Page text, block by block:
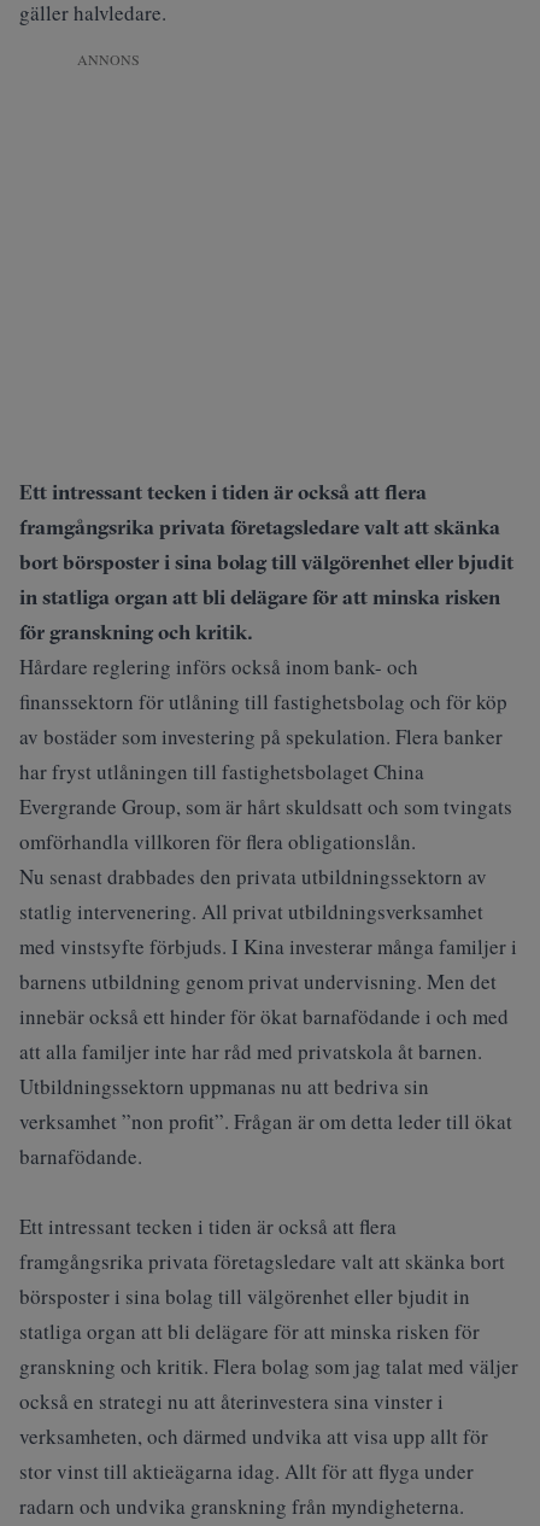
gäller halvledare.
ANNONS
Ett intressant tecken i tiden är också att flera
framgångsrika privata företagsledare valt att skänka
bort börsposter i sina bolag till välgörenhet eller bjudit
in statliga organ att bli delägare för att minska risken
för granskning och kritik.
Hårdare reglering införs också inom bank- och
finanssektorn för utlåning till fastighetsbolag och för köp
av bostäder som investering på spekulation. Flera banker
har fryst utlåningen till fastighetsbolaget China
Evergrande Group, som är hårt skuldsatt och som tvingats
omförhandla villkoren för flera obligationslån.
Nu senast drabbades den privata utbildningssektorn av
statlig intervenering. All privat utbildningsverksamhet
med vinstsyfte förbjuds. I Kina investerar många familjer i
barnens utbildning genom privat undervisning. Men det
innebär också ett hinder för ökat barnafödande i och med
att alla familjer inte har råd med privatskola åt barnen.
Utbildningssektorn uppmanas nu att bedriva sin
verksamhet ”non profit”. Frågan är om detta leder till ökat
barnafödande.
Ett intressant tecken i tiden är också att flera
framgångsrika privata företagsledare valt att skänka bort
börsposter i sina bolag till välgörenhet eller bjudit in
statliga organ att bli delägare för att minska risken för
granskning och kritik. Flera bolag som jag talat med väljer
också en strategi nu att återinvestera sina vinster i
verksamheten, och därmed undvika att visa upp allt för
stor vinst till aktieägarna idag. Allt för att flyga under
radarn och undvika granskning från myndigheterna.